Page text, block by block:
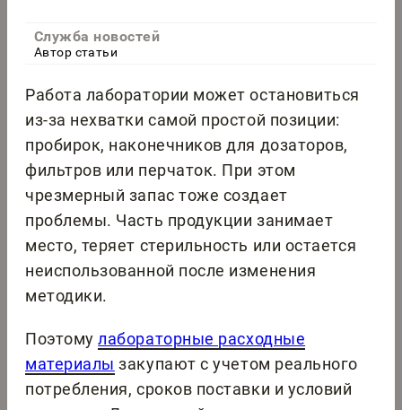
Служба новостей
Автор статьи
Работа лаборатории может остановиться
из-за нехватки самой простой позиции:
пробирок, наконечников для дозаторов,
фильтров или перчаток. При этом
чрезмерный запас тоже создает
проблемы. Часть продукции занимает
место, теряет стерильность или остается
неиспользованной после изменения
методики.
Поэтомулабораторные расходные
материалы закупают с учетом реального
потребления, сроков поставки и условий